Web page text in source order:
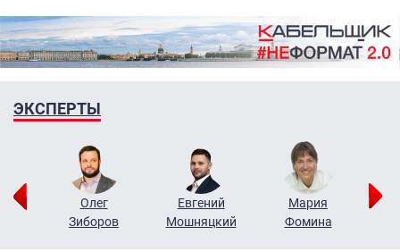
ЭКСПЕРТЫ
Олег
Зиборов
Евгений
Мошняцкий
Мария
Фомина